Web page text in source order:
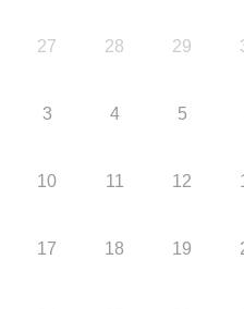
27 28 29
3 4 5
10 11 12
17 18 19